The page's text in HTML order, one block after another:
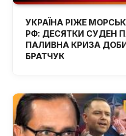
УКРАЇНА РІЖЕ
РФ: ДЕСЯТКИ СУДЕН
ПАЛИВНА КРИЗА
БРАТЧУК